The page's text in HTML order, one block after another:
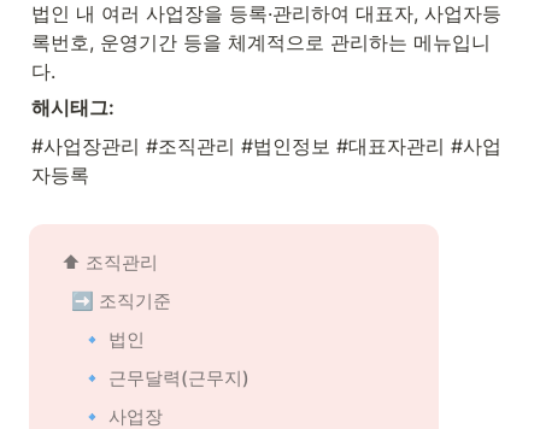
법인 내 여러 사업장을 등록·관리하여 대표자, 사업자등
록번호, 운영기간 등을 체계적으로 관리하는 메뉴입니
다.
해시태그:
#사업장관리 #조직관리 #법인정보 #대표자관리 #사업
자등록
⬆️ 조직관리
➡️ 조직기준
🔹 법인
🔹 근무달력(근무지)
🔹 사업장